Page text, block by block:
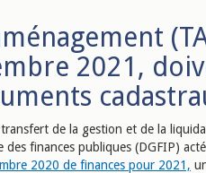
2021,
de la gestion et de la
des finances publiques (DGFIP)
2020 de finances pour 2021,